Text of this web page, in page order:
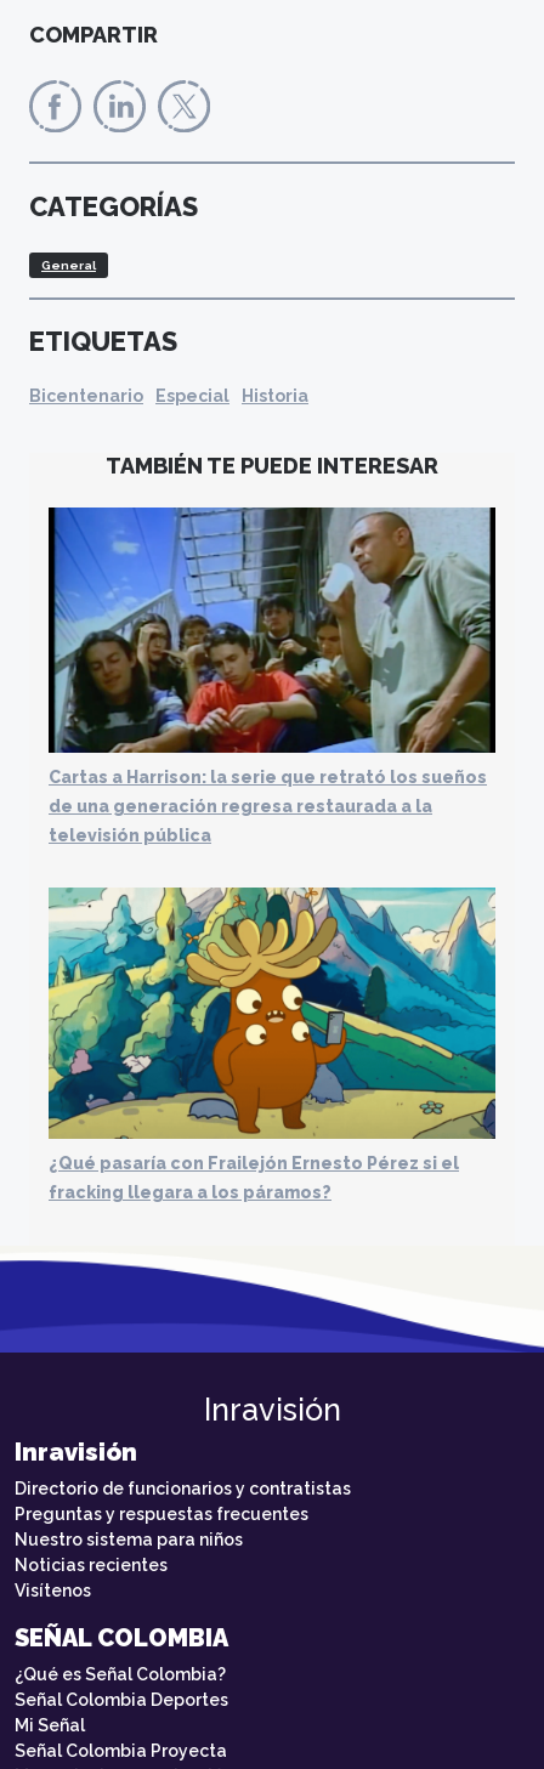
COMPARTIR
CATEGORÍAS
General
ETIQUETAS
Bicentenario Especial Historia
TAMBIÉN TE PUEDE INTERESAR
Cartas a Harrison: la serie que retrató los sueños
de una generación regresa restaurada a la
televisión pública
¿Qué pasaría con Frailejón Ernesto Pérez si el
fracking llegara a los páramos?
Inravisión
Inravisión
Directorio de funcionarios y contratistas
Preguntas y respuestas frecuentes
Nuestro sistema para niños
Noticias recientes
Visítenos
SEÑAL COLOMBIA
¿Qué es Señal Colombia?
Señal Colombia Deportes
Mi Señal
Señal Colombia Proyecta